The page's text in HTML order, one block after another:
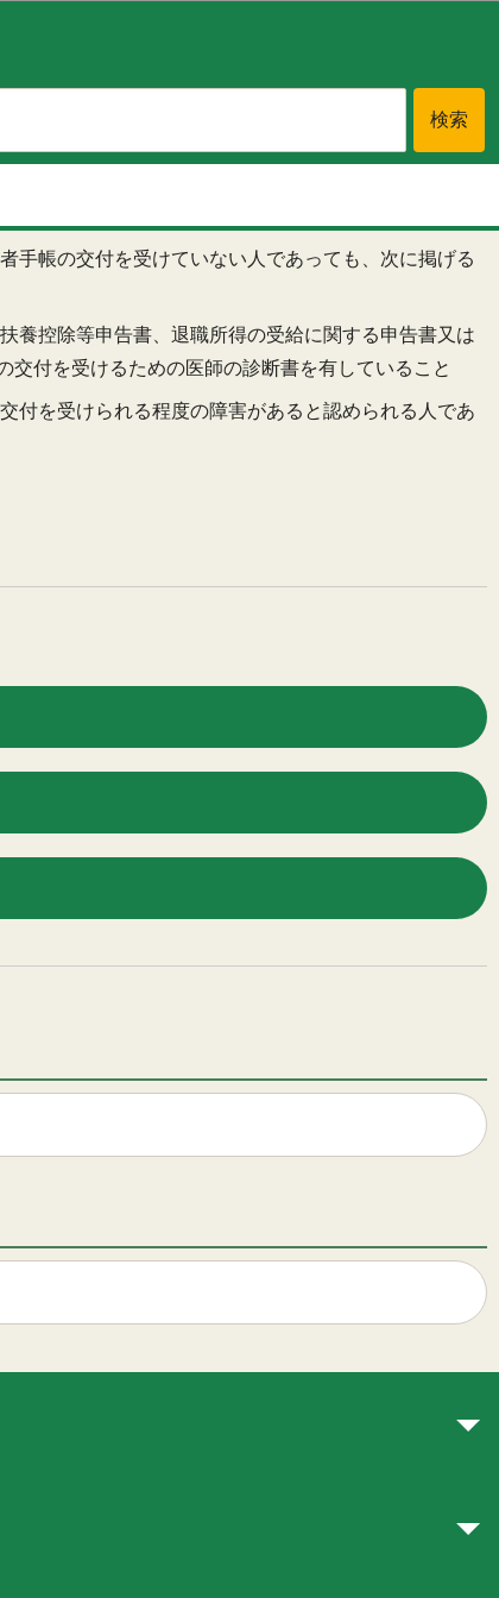
手帳の交付を受けていない人であっても、次に掲げる
養控除等申告書、退職所得の受給に関する申告書又は
付を受けるための医師の診断書を有していること
付を受けられる程度の障害があると認められる人であ